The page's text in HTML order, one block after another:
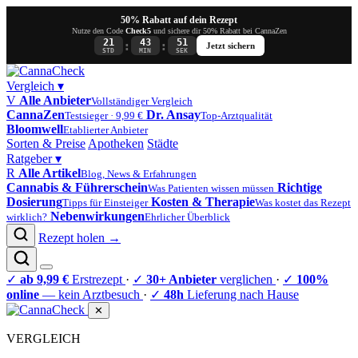
50% Rabatt auf dein Rezept
Nutze den Code Check5und sichere dir 50% Rabatt bei CannaZen
21
STD : 43
MIN : 50
SEK
Jetzt sichern
Vergleich ▾
V Alle AnbieterVollständiger Vergleich
CannaZenTestsieger · 9,99 € Dr. AnsayTop-Arztqualität
BloomwellEtablierter Anbieter
Sorten & Preise Apotheken Städte
Ratgeber▾
R Alle ArtikelBlog, News & Erfahrungen
Cannabis & FührerscheinWas Patienten wissen müssen Richtige
DosierungTipps für Einsteiger Kosten & TherapieWas kostet das Rezept
wirklich? NebenwirkungenEhrlicher Überblick
Rezept holen →
✓ ab 9,99 € Erstrezept · ✓ 30+ Anbieter verglichen · ✓ 100%
online — kein Arztbesuch · ✓ 48h Lieferung nach Hause
✕
VERGLEICH